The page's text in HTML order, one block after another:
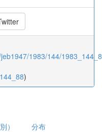
1983/144/
)
） 分布